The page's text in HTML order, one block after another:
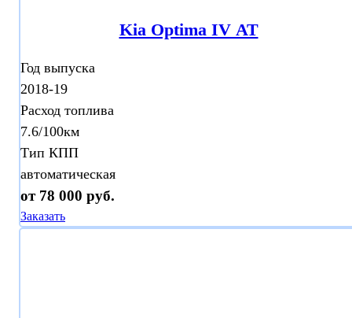
Kia Optima IV АТ
Год выпуска
2018-19
Расход топлива
7.6/100км
Тип КПП
автоматическая
от 78 000 руб.
Заказать